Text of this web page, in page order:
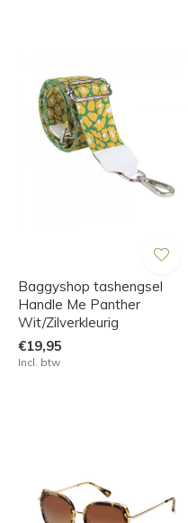
Baggyshop tashengsel
Handle Me Panther
Wit/Zilverkleurig
€19,95
Incl. btw